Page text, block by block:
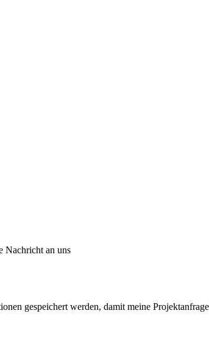
Nachricht an uns
gespeichert werden, damit meine